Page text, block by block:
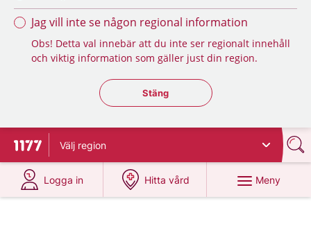
Jag vill inte se någon regional information
Obs! Detta val innebär att du inte ser regionalt innehåll
och viktig information som gäller just din region.
Stäng regionsväljaren
Stäng
Till startsidan för 1177
Välj region
Logga in
på 1177.se
Hitta vård
på 1177.se
Meny